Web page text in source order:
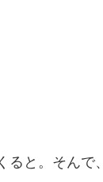
ると。そんで